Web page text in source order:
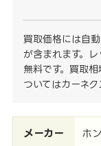
買取価格には自
が含まれます。
無料です。買取
ついてはカーネ
メーカー ホ